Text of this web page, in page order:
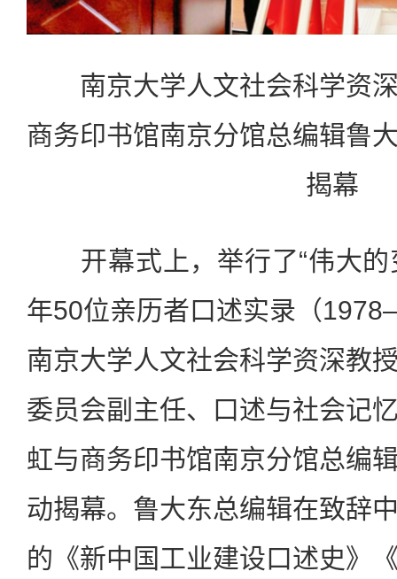
南京大学人文社会科学资深
商务印书馆南京分馆总编辑鲁
揭幕
开幕式上，举行了“伟大的
年50位亲历者口述实录（
南京大学人文社会科学资深教
委员会副主任、口述与社会记
虹与商务印书馆南京分馆总编
动揭幕。鲁大东总编辑在致辞
的《新中国工业建设口述史》